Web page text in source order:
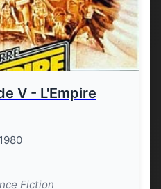
V - L'Empire
Fiction